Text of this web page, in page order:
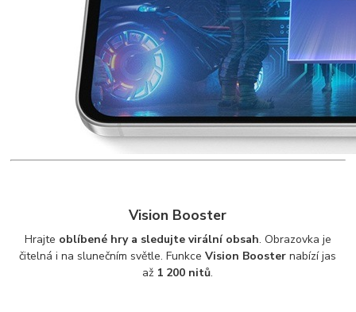
Vision Booster
Hrajte oblíbené hry a sledujte virální obsah. Obrazovka je
čitelná i na slunečním světle. FunkceVision Booster nabízí jas
až 1 200 nitů.